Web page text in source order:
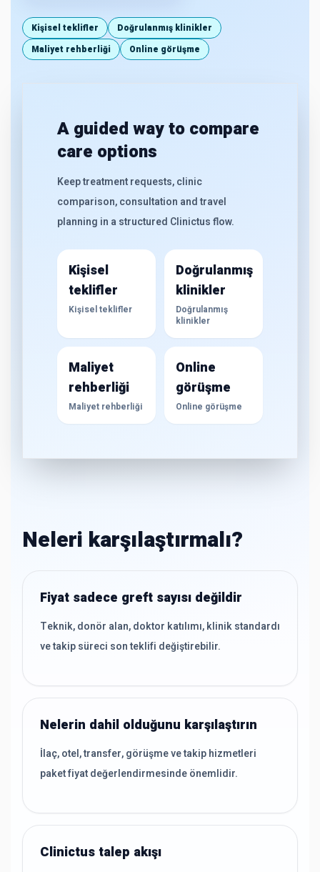
Kişisel teklifler
Doğrulanmış klinikler
Maliyet rehberliği
Online görüşme
A guided way to compare
care options
Keep treatment requests, clinic
comparison, consultation and travel
planning in a structured Clinictus flow.
Kişisel
teklifler
Kişisel teklifler
Doğrulanmış
klinikler
Doğrulanmış
klinikler
Maliyet
rehberliği
Maliyet rehberliği
Online
görüşme
Online görüşme
Neleri karşılaştırmalı?
Fiyat sadece greft sayısı değildir
Teknik, donör alan, doktor katılımı, klinik standardı
ve takip süreci son teklifi değiştirebilir.
Nelerin dahil olduğunu karşılaştırın
İlaç, otel, transfer, görüşme ve takip hizmetleri
paket fiyat değerlendirmesinde önemlidir.
Clinictus talep akışı